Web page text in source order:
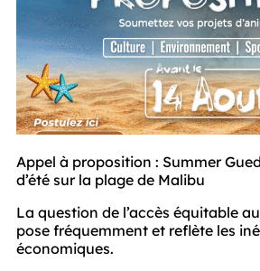
Appel à proposition : Summer
d’été sur la plage de Malibu
La question de l’accès équitable
pose fréquemment et reflète les
économiques.